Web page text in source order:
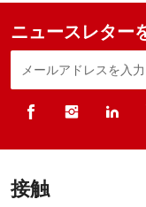
ニュースレター
接触